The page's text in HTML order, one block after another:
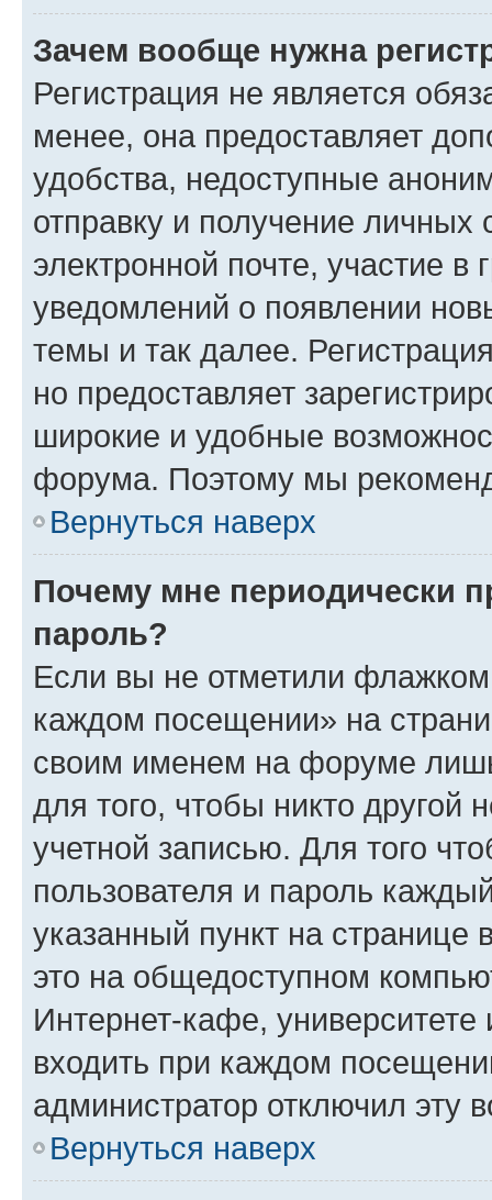
Зачем вообще нужна
Регистрация не является
менее, она предоставляет
удобства, недоступные
отправку и получение
электронной почте, участие в
уведомлений о появлении
темы и так далее.
но предоставляет
широкие и удобные
форума. Поэтому мы
Вернуться наверх
Почему мне периодически
пароль?
Если вы не отметили флажком
каждом посещении» на
своим именем на форуме
для того, чтобы никто другой
учетной записью. Для того
пользователя и пароль
указанный пункт на
это на общедоступном
Интернет-кафе, университете
входить при каждом
администратор отключил эту
Вернуться наверх